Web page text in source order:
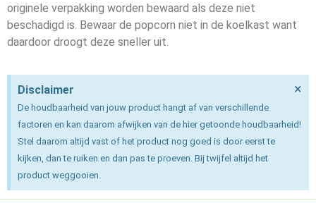
originele verpakking worden bewaard als deze niet
beschadigd is. Bewaar de popcorn niet in de koelkast want
daardoor droogt deze sneller uit.
Disclaimer
De houdbaarheid van jouw product hangt af van verschillende
factoren en kan daarom afwijken van de hier getoonde houdbaarheid!
Stel daarom altijd vast of het product nog goed is door eerst te
kijken, dan te ruiken en dan pas te proeven. Bij twijfel altijd het
product weggooien.
×